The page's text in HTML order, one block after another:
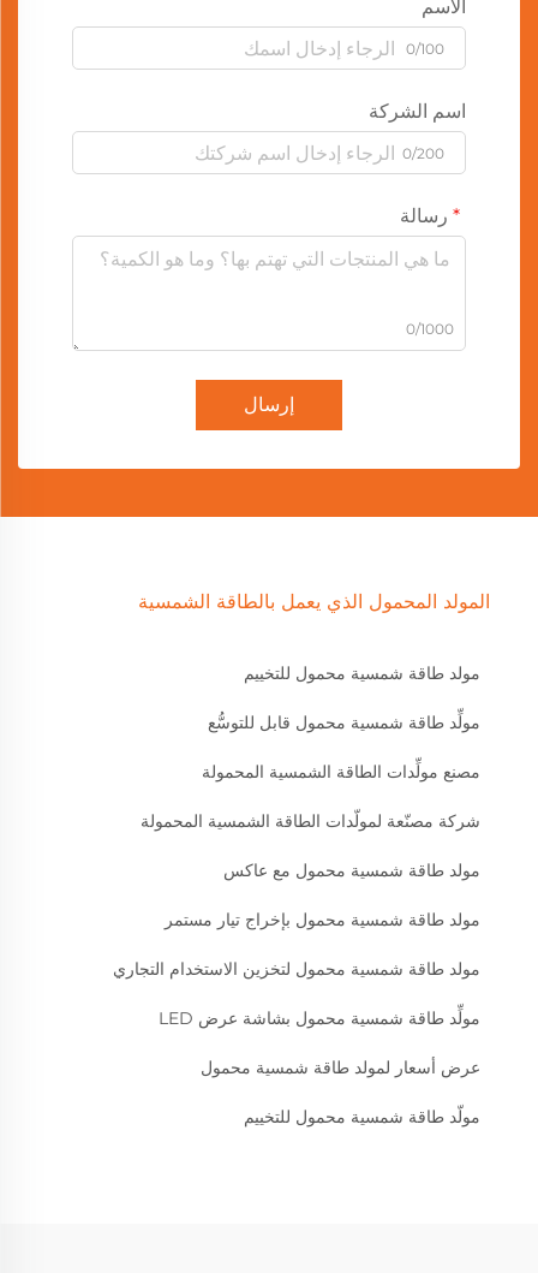
الاسم
0/100
اسم الشركة
0/200
رسالة
0/1000
إرسال
المولد المحمول الذي يعمل بالطاقة الشمسية
مولد طاقة شمسية محمول للتخييم
مولِّد طاقة شمسية محمول قابل للتوسُّع
مصنع مولِّدات الطاقة الشمسية المحمولة
شركة مصنّعة لمولّدات الطاقة الشمسية المحمولة
مولد طاقة شمسية محمول مع عاكس
مولد طاقة شمسية محمول بإخراج تيار مستمر
مولد طاقة شمسية محمول لتخزين الاستخدام التجاري
مولِّد طاقة شمسية محمول بشاشة عرض LED
عرض أسعار لمولد طاقة شمسية محمول
مولّد طاقة شمسية محمول للتخييم